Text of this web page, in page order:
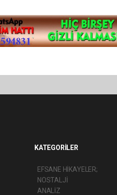
KATEGORİLER
EFSANE HİKAYELER;
NOSTALJİ
ANALİZ